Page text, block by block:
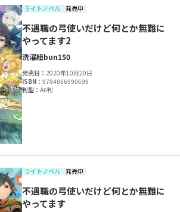
ライトノベル 発売中
不遇職の弓使いだけど何とか無難に
やってます2
洗濯紐bun150
発売日：2020年10月20日
ISBN：9784866990699
判型：A6判
ライトノベル 発売中
不遇職の弓使いだけど何とか無難に
やってます